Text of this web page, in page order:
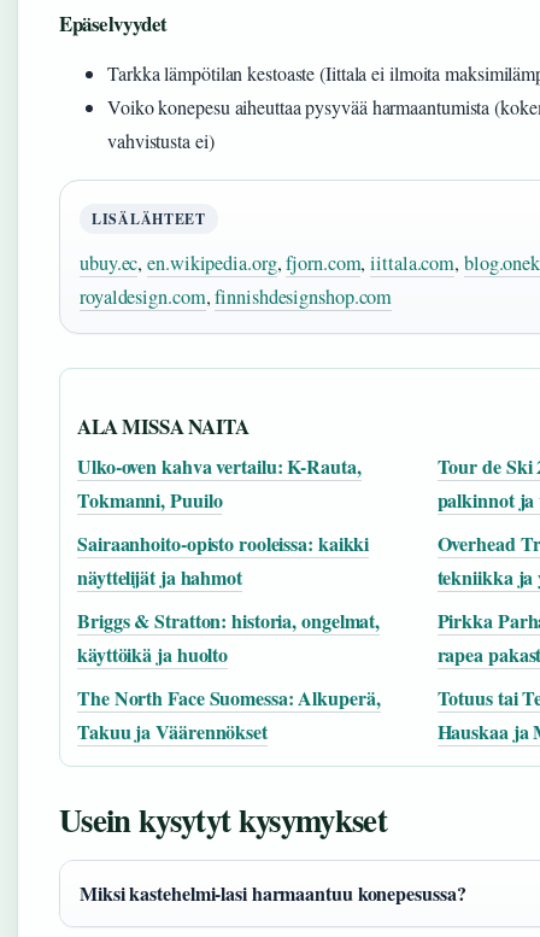
Epäselvyydet
Tarkka lämpötilan kestoaste (Iittala ei ilmoita
Voiko konepesu aiheuttaa pysyvää harmaantumista
vahvistusta ei)
LISÄLÄHTEET
ubuy.ec,en.wikipedia.org,fjorn.com,iittala.com,
royaldesign.com,finnishdesignshop.com
ALA MISSA NAITA
Ulko-oven kahva vertailu: K-Rauta,
Tokmanni, Puuilo
Tour de Ski
palkinnot ja
Sairaanhoito-opisto rooleissa: kaikki
näyttelijät ja hahmot
Overhead
tekniikka ja
Briggs & Stratton: historia, ongelmat,
käyttöikä ja huolto
Pirkka
rapea
The North Face Suomessa: Alkuperä,
Takuu ja Väärennökset
Totuus tai
Hauskaa ja
Usein kysytyt kysymykset
Miksi kastehelmi-lasi harmaantuu konepesussa?